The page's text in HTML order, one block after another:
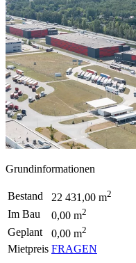
Grundinformationen
Bestand 22 431,00 m2
Im Bau 0,00 m2
Geplant 0,00 m2
Mietpreis FRAGEN